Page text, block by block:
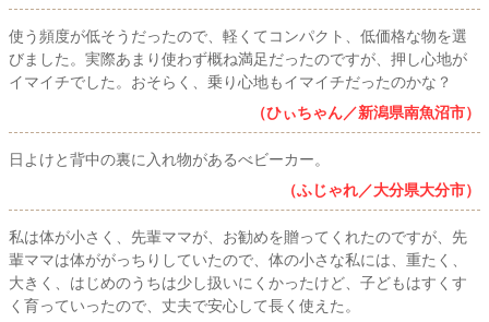
使う頻度が低そうだったので、軽くてコンパクト、低価格な物を選
びました。実際あまり使わず概ね満足だったのですが、押し心地が
イマイチでした。おそらく、乗り心地もイマイチだったのかな？
（ひぃちゃん／新潟県南魚沼市）
日よけと背中の裏に入れ物があるべビーカー。
（ふじゃれ／大分県大分市）
私は体が小さく、先輩ママが、お勧めを贈ってくれたのですが、先
輩ママは体ががっちりしていたので、体の小さな私には、重たく、
大きく、はじめのうちは少し扱いにくかったけど、子どもはすくす
く育っていったので、丈夫で安心して長く使えた。